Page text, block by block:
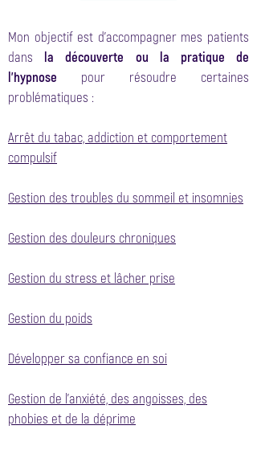
Mon objectif est d’accompagner mes patients
dans
la découverte ou la pratique de
l’hypnose pour résoudre certaines
problématiques :
Arrêt du tabac, addiction et comportement
compulsif
Gestion des troubles du sommeil et insomnies
Gestion des douleurs chroniques
Gestion du stress et lâcher prise
Gestion du poids
Développer sa confiance en soi
Gestion de l'anxiété, des angoisses, des
phobies et de la déprime